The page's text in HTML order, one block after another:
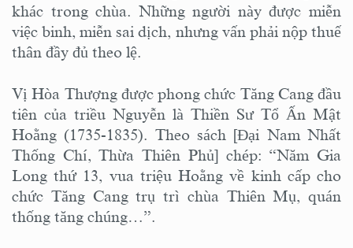
khác trong chùa. Những người này được miễn
việc binh, miễn sai dịch, nhưng vấn phải nộp thuế
thân đầy đủ theo lệ.
Vị Hòa Thượng được phong chức Tăng Cang đầu
tiên của triều Nguyễn là Thiền Sư Tổ Ấn Mật
Hoằng (1735-1835). Theo sách [Đại Nam Nhất
Thống Chí, Thừa Thiên Phủ] chép: “Năm Gia
Long thứ 13, vua triệu Hoằng về kinh cấp cho
chức Tăng Cang trụ trì chùa Thiên Mụ, quán
thống tăng chúng…”.